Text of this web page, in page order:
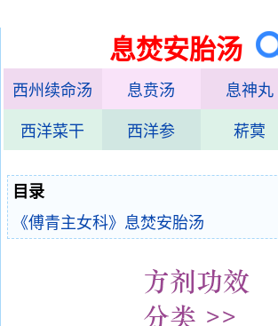
息焚安胎汤
西州续命汤 息贲汤 息神丸
西洋菜干 西洋参 菥蓂
目录
《傅青主女科》息焚安胎汤